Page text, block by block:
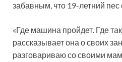
забавным, что 19-летний
«Где машина пройдет. Где
рассказывает она о своих
разговариваю со своими